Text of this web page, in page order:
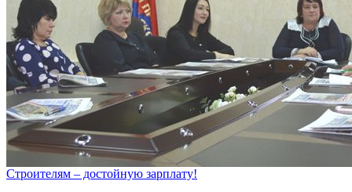
Строителям – достойную зарплату!